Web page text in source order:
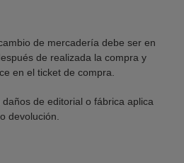
de mercadería debe ser en
de realizada la compra y
en el ticket de compra.
de editorial o fábrica aplica
devolución.